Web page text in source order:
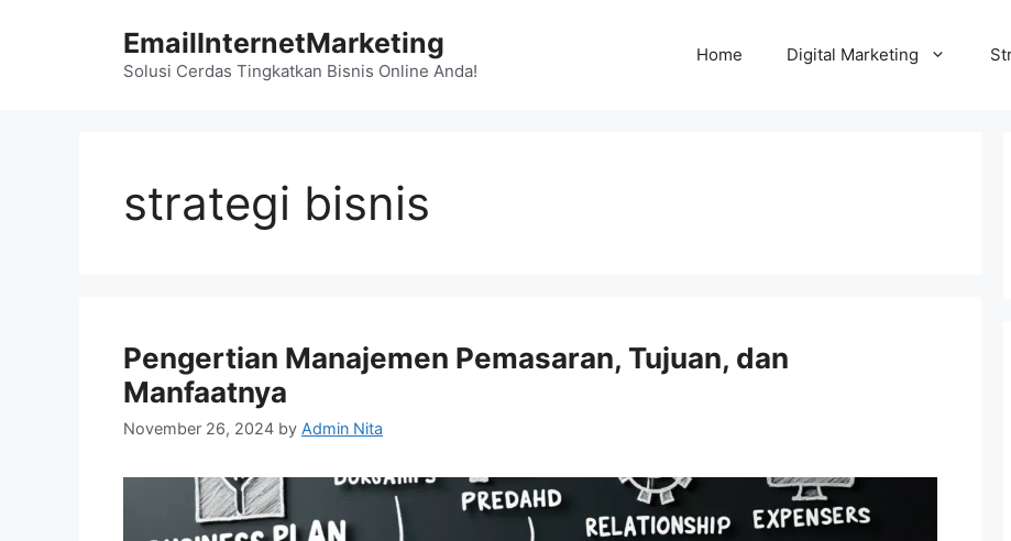
EmailInternetMarketing
Solusi Cerdas Tingkatkan Bisnis Online Anda!
Home Digital Marketing
strategi bisnis
Pengertian Manajemen Pemasaran, Tujuan, dan
Manfaatnya
November 26, 2024 by Admin Nita